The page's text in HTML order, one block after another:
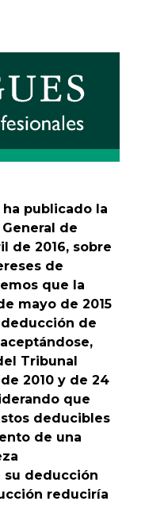
ha publicado la
de
de 2016, sobre
de
que la
mayo de 2015
deducción de
Tribunal
2010 y de 24
que
deducibles
de una
su deducción
reduciría